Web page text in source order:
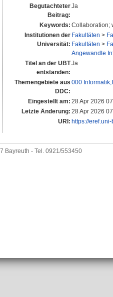
Begutachteter
Beitrag:
Ja
Keywords: Collaboration;
Institutionen der
Universität:
Fakultäten >
Fakultäten >
Angewandte
Titel an der UBT
entstanden:
Ja
Themengebiete aus
DDC:
000
Eingestellt am: 28 Apr 2026
Letzte Änderung: 28 Apr 2026
URI: https://
Bayreuth - Tel. 0921/553450